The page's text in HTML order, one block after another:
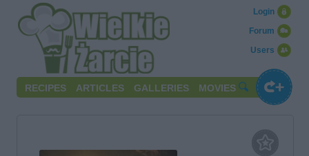
Users
Forum
Login
RECIPES ARTICLES GALLERIES MOVIES